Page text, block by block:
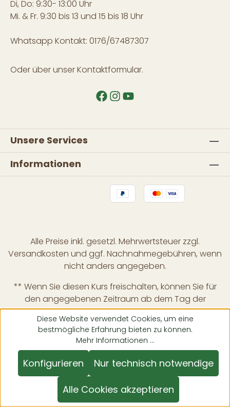
Di, Do: 9:30- 13:00 Uhr
Mi. & Fr. 9:30 bis 13 und 15 bis 18 Uhr
Whatsapp Kontakt: 0176/67487307
Oder über unserKontaktformular.
Unsere Services
Informationen
Alle Preise inkl. gesetzl. Mehrwertsteuer zzgl.
Versandkosten und ggf. Nachnahmegebühren, wenn
nicht anders angegeben.
** Wenn Sie diesen Kurs freischalten, können Sie für
den angegebenen Zeitraum ab dem Tag der
Freischaltung auf alle vom Tutor bereitgestellten
Inhalte und digitalen Lernmaterialien innerhalb dieses
Kurses zugreifen. Wenn Sie diesen Kurs für mehr als
einmal kaufen, wird die Abonnementzeit addiert.
Diese Website verwendet Cookies, um eine
bestmögliche Erfahrung bieten zu können.
Mehr Informationen ...
Nur technisch notwendige
Konfigurieren
Alle Cookies akzeptieren